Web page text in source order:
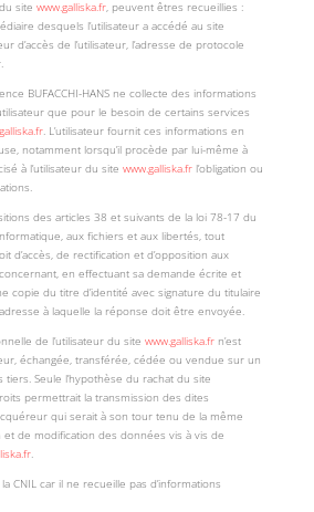
site www.galliska.fr, peuvent êtres recueillies :
desquels l’utilisateur a accédé au site
d’accès de l’utilisateur, l’adresse de protocole
BUFACCHI-HANS ne collecte des informations
que pour le besoin de certains services
. L’utilisateur fournit ces informations en
notamment lorsqu’il procède par lui-même à
à l’utilisateur du site www.galliska.frl’obligation ou
des articles 38 et suivants de la loi 78-17 du
aux fichiers et aux libertés, tout
d’accès, de rectification et d’opposition aux
en effectuant sa demande écrite et
copie du titre d’identité avec signature du titulaire
à laquelle la réponse doit être envoyée.
de l’utilisateur du site www.galliska.frn’est
échangée, transférée, cédée ou vendue sur un
Seule l’hypothèse du rachat du site
permettrait la transmission des dites
qui serait à son tour tenu de la même
de modification des données vis à vis de
.
CNIL car il ne recueille pas d’informations